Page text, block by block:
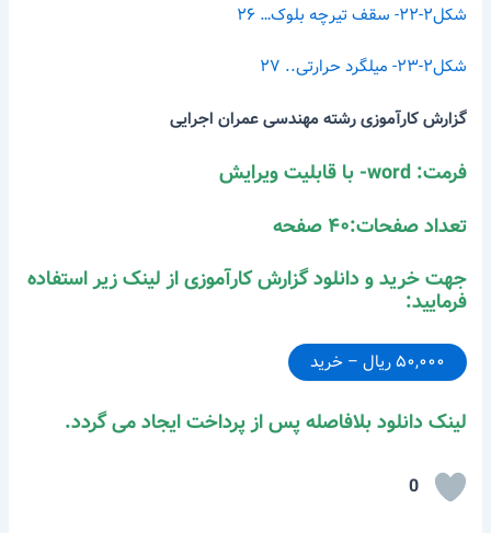
شکل۲-۲۲- سقف تیرچه بلوک… ۲۶
شکل۲-۲۳- میلگرد حرارتی.. ۲۷
گزارش کارآموزیرشته مهندسی عمران اجرایی
فرمت: word- با قابلیت ویرایش
تعداد صفحات:۴۰ صفحه
جهت خرید و دانلود گزارش کارآموزی از لینک زیر استفاده
فرمایید:
۵۰,۰۰۰ ریال – خرید
لینک دانلود بلافاصله پس از پرداخت ایجاد می گردد.
0